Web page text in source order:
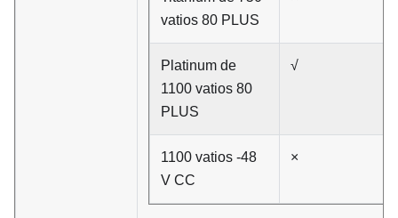
vatios 80 PLUS
Platinum de
1100 vatios 80
PLUS
√
1100 vatios -48
V CC
×